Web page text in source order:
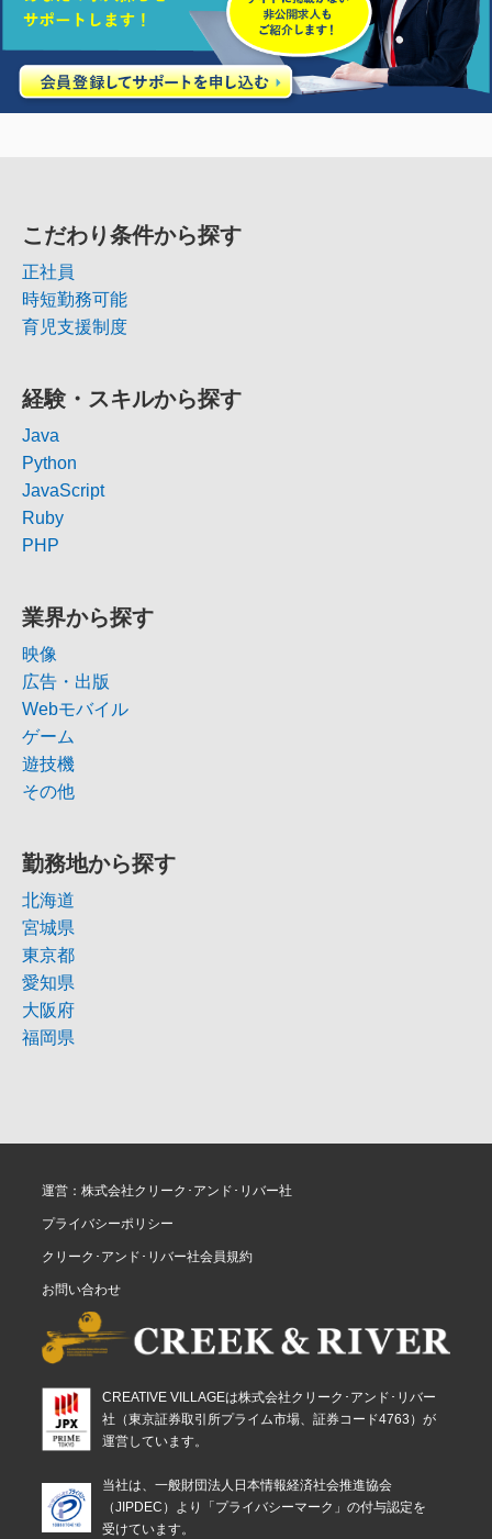
こだわり条件から探す
正社員
時短勤務可能
育児支援制度
経験・スキルから探す
Java
Python
JavaScript
Ruby
PHP
業界から探す
映像
広告・出版
Webモバイル
ゲーム
遊技機
その他
勤務地から探す
北海道
宮城県
東京都
愛知県
大阪府
福岡県
運営：株式会社クリーク･アンド･リバー社
プライバシーポリシー
クリーク･アンド･リバー社会員規約
お問い合わせ
CREATIVE VILLAGEは株式会社クリーク･アンド･リバー
社（東京証券取引所プライム市場、証券コード4763）が
運営しています。
当社は、一般財団法人日本情報経済社会推進協会
（JIPDEC）より「プライバシーマーク」の付与認定を
受けています。